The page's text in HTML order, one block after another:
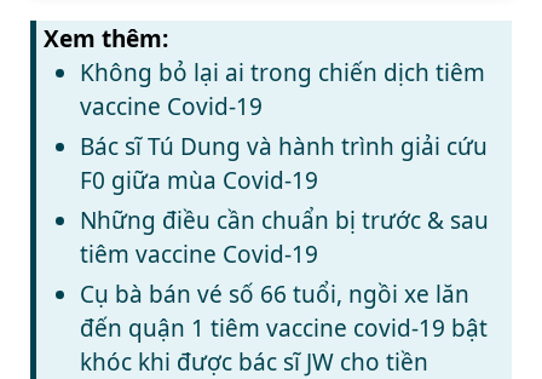
Xem thêm:
Không bỏ lại ai trong chiến dịch tiêm
vaccine Covid-19
Bác sĩ Tú Dung và hành trình giải cứu
F0 giữa mùa Covid-19
Những điều cần chuẩn bị trước & sau
tiêm vaccine Covid-19
Cụ bà bán vé số 66 tuổi, ngồi xe lăn
đến quận 1 tiêm vaccine covid-19 bật
khóc khi được bác sĩ JW cho tiền